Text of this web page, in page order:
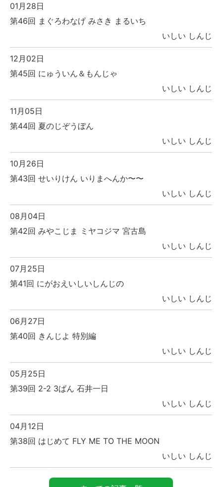
01月28日
第46回 まぐろわなげ みさき まるいち
いしい しんじ
12月02日
第45回 にゅういん＆もんじゃ
いしい しんじ
11月05日
第44回 夏のじぞうぼん
いしい しんじ
10月26日
第43回 せいりけん いりまへんか〜〜
いしい しんじ
08月04日
第42回 みやこじま ミヤコジマ 宮古島
いしい しんじ
07月25日
第41回 にがおえいしいしんじの
いしい しんじ
06月27日
第40回 きんじよ 特別編
いしい しんじ
05月25日
第39回 2-2 3ばん 石井一日
いしい しんじ
04月12日
第38回 はじめて FLY ME TO THE MOON
いしい しんじ